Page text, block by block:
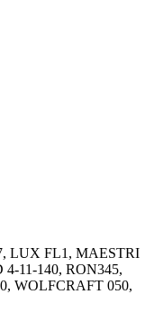
LUX FL1, MAESTRI
11-140, RON345,
WOLFCRAFT 050,